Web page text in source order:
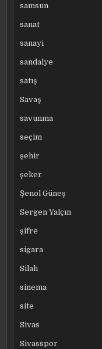
samsun
sanat
sanayi
sandalye
satış
Savaş
savunma
seçim
şehir
şeker
Şenol Güneş
Sergen Yalçın
şifre
sigara
Silah
sinema
site
Sivas
Sivasspor